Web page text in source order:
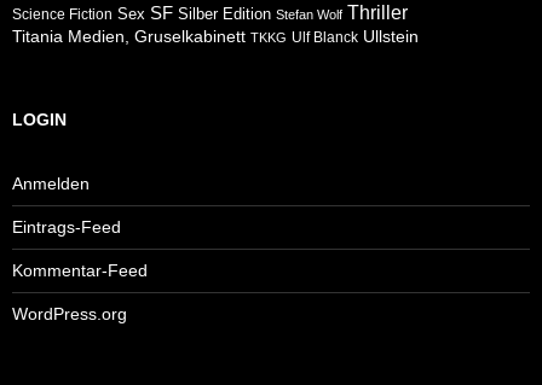
Science Fiction Sex SF Silber Edition Stefan Wolf Thriller
Titania Medien, Gruselkabinett TKKG Ulf Blanck Ullstein
LOGIN
Anmelden
Eintrags-Feed
Kommentar-Feed
WordPress.org